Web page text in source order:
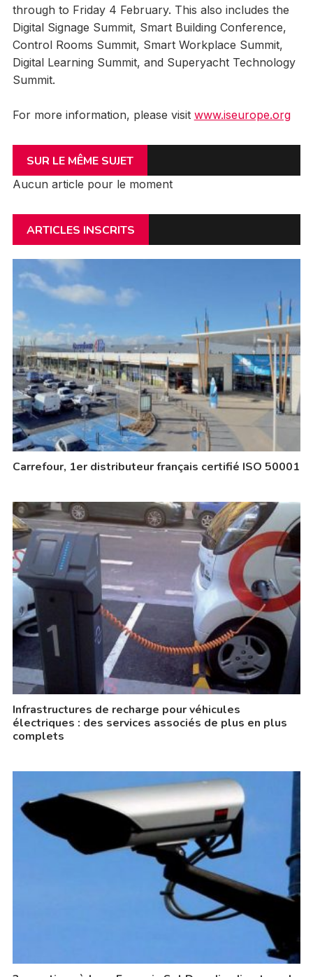
through to Friday 4 February. This also includes the
Digital Signage Summit, Smart Building Conference,
Control Rooms Summit, Smart Workplace Summit,
Digital Learning Summit, and Superyacht Technology
Summit.
For more information, please visit www.iseurope.org
SUR LE MÊME SUJET
Aucun article pour le moment
ARTICLES INSCRITS
Carrefour, 1er distributeur français certifié ISO 50001
Infrastructures de recharge pour véhicules
électriques : des services associés de plus en plus
complets